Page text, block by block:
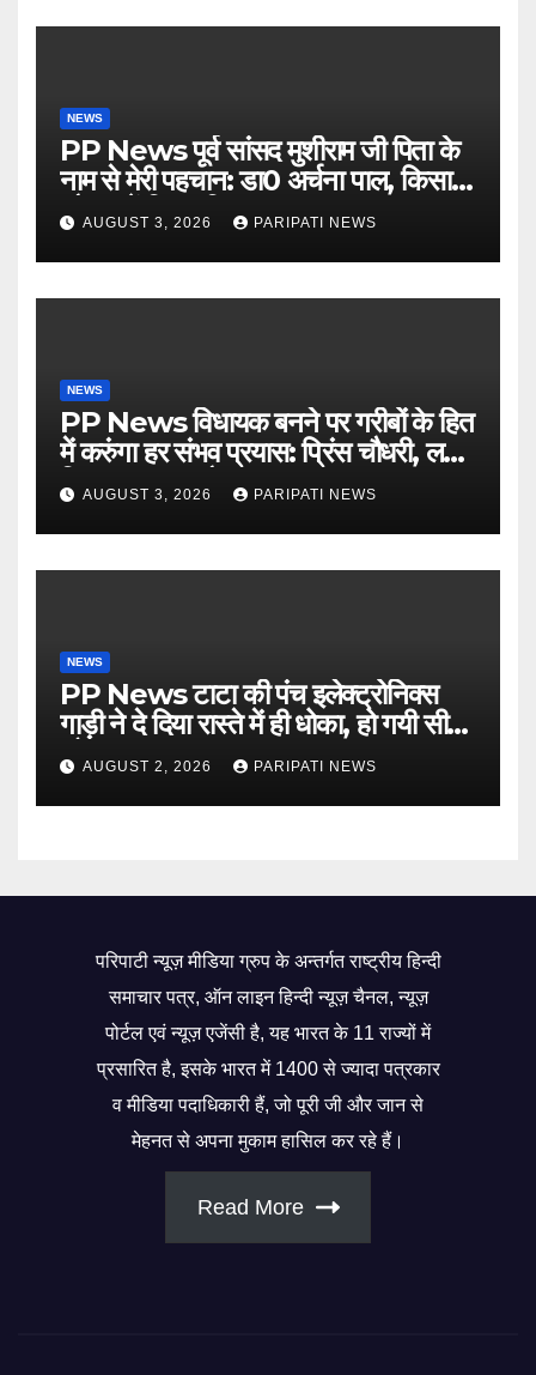
NEWS
PP News पूर्व सांसद मुशीराम जी पिता के
नाम से मेरी पहचान: डा0 अर्चना पाल, किसान
चौपाल में दिया परिचय
AUGUST 3, 2026 PARIPATI NEWS
NEWS
PP News विधायक बनने पर गरीबों के हित
में करुंगा हर संभव प्रयास: प्रिंस चौधरी, लगाई
किसान मजदूर चौपाल
AUGUST 3, 2026 PARIPATI NEWS
NEWS
PP News टाटा की पंच इलेक्ट्रोनिक्स
गाड़ी ने दे दिया रास्ते में ही धोका, हो गयी सीज,
जो सब बताया झूठ
AUGUST 2, 2026 PARIPATI NEWS
परिपाटी न्यूज़ मीडिया ग्रुप के अन्तर्गत राष्ट्रीय हिन्दी
समाचार पत्र, ऑन लाइन हिन्दी न्यूज़ चैनल, न्यूज़
पोर्टल एवं न्यूज़ एजेंसी है, यह भारत के 11 राज्यों में
प्रसारित है, इसके भारत में 1400 से ज्यादा पत्रकार
व मीडिया पदाधिकारी हैं, जो पूरी जी और जान से
मेहनत से अपना मुकाम हासिल कर रहे हैं।
Read More